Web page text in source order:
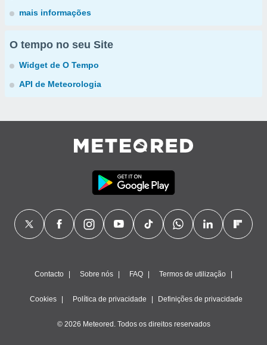
mais informações
O tempo no seu Site
Widget de O Tempo
API de Meteorologia
Contacto Sobre nós FAQ Termos de utilização
Cookies Política de privacidade Definições de privacidade
© 2026 Meteored. Todos os direitos reservados